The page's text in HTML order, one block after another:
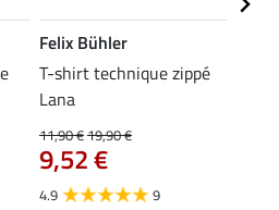
Felix Bühler
T-shirt technique zippé
Lana
11,90 €19,90 €
9,52 €
4.9 9